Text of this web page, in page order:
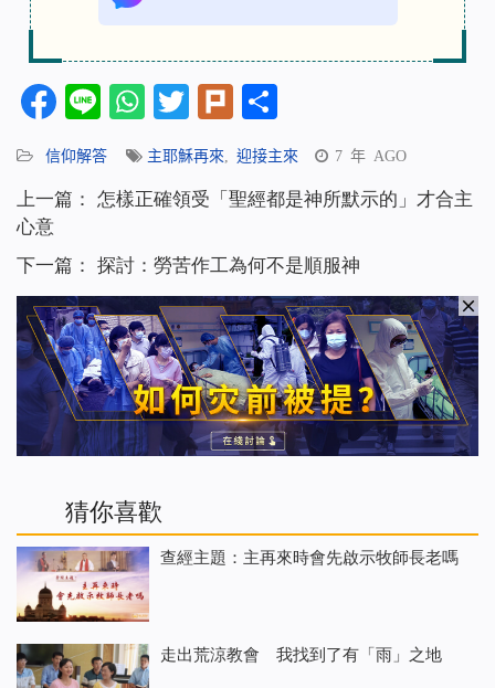
Facebook
LineWhatsApp
Twitter
Plurk
享
信仰解答 主耶穌再來 迎接主來 7 年 AGO
上一篇： 怎樣正確領受「聖經都是神所默示的」才合主
心意
下一篇： 探討：勞苦作工為何不是順服神
猜你喜歡
查經主題：主再來時會先啟示牧師長老嗎
走出荒涼教會 我找到了有「雨」之地